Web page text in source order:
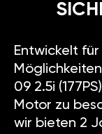
Entwickelt
09 2.5i
Motor zu
wir bieten 2